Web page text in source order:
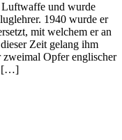
und wurde
1940 wurde er
mit welchem er an
Zeit gelang ihm
zweimal Opfer englischer
[…]